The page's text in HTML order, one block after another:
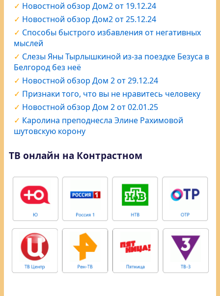
Новостной обзор Дом2 от 19.12.24
Новостной обзор Дом2 от 25.12.24
Способы быстрого избавления от негативных
мыслей
Слезы Яны Тырлышкиной из-за поездке Безуса в
Белгород без неё
Новостной обзор Дом 2 от 29.12.24
Признаки того, что вы не нравитесь человеку
Новостной обзор Дом 2 от 02.01.25
Каролина преподнесла Элине Рахимовой
шутовскую корону
ТВ онлайн на Контрастном